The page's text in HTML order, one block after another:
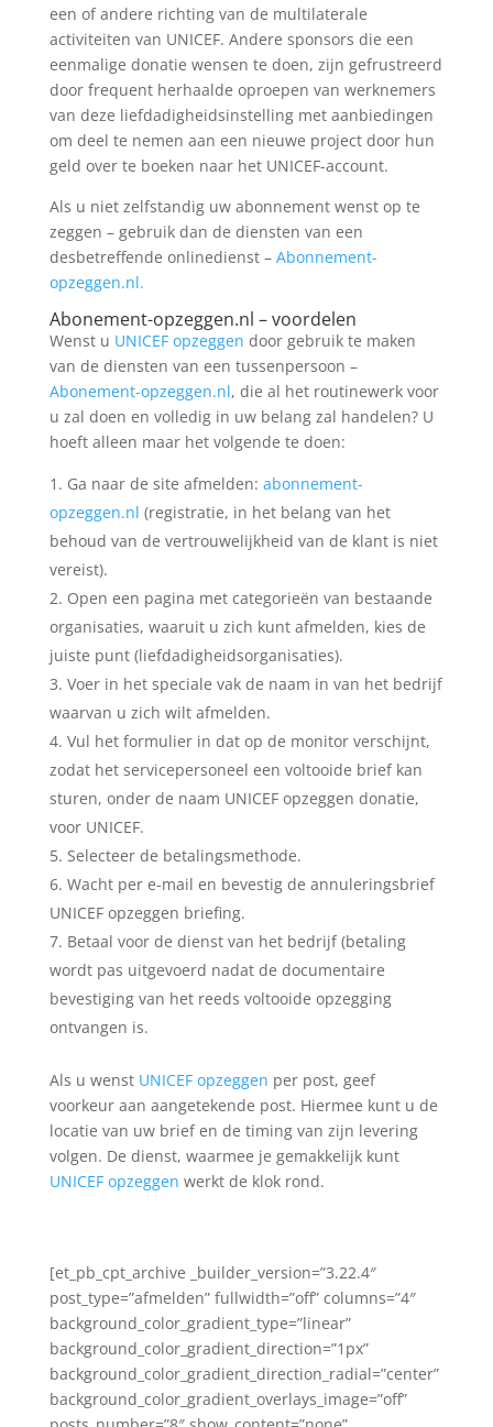
een of andere richting van de multilaterale
activiteiten van UNICEF. Andere sponsors die een
eenmalige donatie wensen te doen, zijn gefrustreerd
door frequent herhaalde oproepen van werknemers
van deze liefdadigheidsinstelling met aanbiedingen
om deel te nemen aan een nieuwe project door hun
geld over te boeken naar het UNICEF-account.
Als u niet zelfstandig uw abonnement wenst op te
zeggen – gebruik dan de diensten van een
desbetreffende onlinedienst –Abonnement-
opzeggen.nl.
Abonement-opzeggen.nl – voordelen
Wenst u UNICEF opzeggen door gebruik te maken
van de diensten van een tussenpersoon –
Abonement-opzeggen.nl, die al het routinewerk voor
u zal doen en volledig in uw belang zal handelen? U
hoeft alleen maar het volgende te doen:
Ga naar de site afmelden: abonnement-
opzeggen.nl (registratie, in het belang van het
behoud van de vertrouwelijkheid van de klant is niet
vereist).
Open een pagina met categorieën van bestaande
organisaties, waaruit u zich kunt afmelden, kies de
juiste punt (liefdadigheidsorganisaties).
Voer in het speciale vak de naam in van het bedrijf
waarvan u zich wilt afmelden.
Vul het formulier in dat op de monitor verschijnt,
zodat het servicepersoneel een voltooide brief kan
sturen, onder de naam UNICEF opzeggen donatie,
voor UNICEF.
Selecteer de betalingsmethode.
Wacht per e-mail en bevestig de annuleringsbrief
UNICEF opzeggen briefing.
Betaal voor de dienst van het bedrijf (betaling
wordt pas uitgevoerd nadat de documentaire
bevestiging van het reeds voltooide opzegging
ontvangen is.
Als u wenst UNICEF opzeggen per post, geef
voorkeur aan aangetekende post. Hiermee kunt u de
locatie van uw brief en de timing van zijn levering
volgen. De dienst, waarmee je gemakkelijk kunt
UNICEF opzeggen werkt de klok rond.
[et_pb_cpt_archive _builder_version=”3.22.4″
post_type=”afmelden” fullwidth=”off” columns=”4″
background_color_gradient_type=”linear”
background_color_gradient_direction=”1px”
background_color_gradient_direction_radial=”center”
background_color_gradient_overlays_image=”off”